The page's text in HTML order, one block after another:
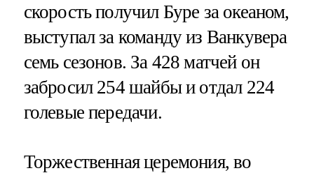
скорость получил Буре за океаном,
выступал за команду из Ванкувера
семь сезонов. За 428 матчей он
забросил 254 шайбы и отдал 224
голевые передачи.
Торжественная церемония, во